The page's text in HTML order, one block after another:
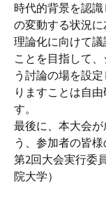
時代的背景を認
の変動する状況に
理論化に向けて
ことを目指して
う討論の場を設
りますことは自
す。
最後に、本大会
う、参加者の皆
第2回大会実行委
院大学）